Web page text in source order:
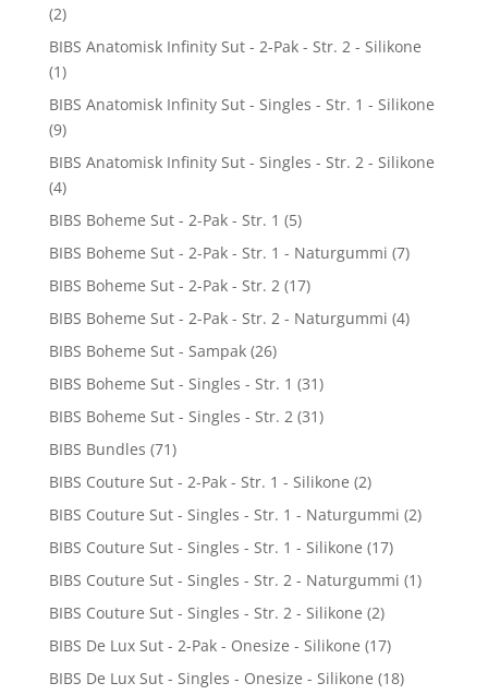
(2)
BIBS Anatomisk Infinity Sut - 2-Pak - Str. 2 - Silikone
(1)
BIBS Anatomisk Infinity Sut - Singles - Str. 1 - Silikone
(9)
BIBS Anatomisk Infinity Sut - Singles - Str. 2 - Silikone
(4)
BIBS Boheme Sut - 2-Pak - Str. 1 (5)
BIBS Boheme Sut - 2-Pak - Str. 1 - Naturgummi (7)
BIBS Boheme Sut - 2-Pak - Str. 2 (17)
BIBS Boheme Sut - 2-Pak - Str. 2 - Naturgummi (4)
BIBS Boheme Sut - Sampak (26)
BIBS Boheme Sut - Singles - Str. 1 (31)
BIBS Boheme Sut - Singles - Str. 2 (31)
BIBS Bundles (71)
BIBS Couture Sut - 2-Pak - Str. 1 - Silikone (2)
BIBS Couture Sut - Singles - Str. 1 - Naturgummi (2)
BIBS Couture Sut - Singles - Str. 1 - Silikone (17)
BIBS Couture Sut - Singles - Str. 2 - Naturgummi (1)
BIBS Couture Sut - Singles - Str. 2 - Silikone (2)
BIBS De Lux Sut - 2-Pak - Onesize - Silikone (17)
BIBS De Lux Sut - Singles - Onesize - Silikone (18)